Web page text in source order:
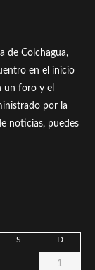
de Colchagua,
en el inicio
un foro y el
por la
noticias, puedes
S D
1